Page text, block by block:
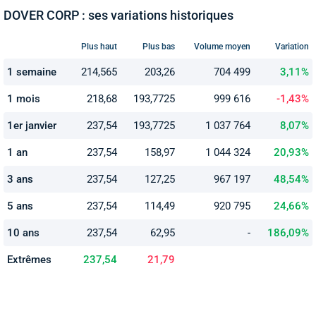
DOVER CORP : ses variations historiques
Plus haut Plus bas Volume moyen Variation
1 semaine 214,565 203,26 704 499 3,11%
1 mois 218,68 193,7725 999 616 -1,43%
1er janvier 237,54 193,7725 1 037 764 8,07%
1 an 237,54 158,97 1 044 324 20,93%
3 ans 237,54 127,25 967 197 48,54%
5 ans 237,54 114,49 920 795 24,66%
10 ans 237,54 62,95 - 186,09%
Extrêmes 237,54 21,79